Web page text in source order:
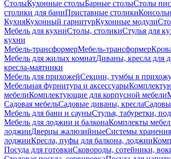
СтолыКухонные столыБарные столыСтолы
столики для баниПриставные столики
КухняКухонный гарнитурКухонные модули
Мебель для кухниСтолы, столикиСтулья для
кухни
Мебель-трансформерМебель-трансформер
Мебель для жилых комнатДиваны, кресла для
кресла-маятники
Мебель для прихожейСекции, тумбы в
Мебельная фурнитура и аксессуары
мебелиКомплектующие для корпусной мебели
Садовая мебельСадовые диваны, кресла
Мебель для бани и сауныСтулья, табуретки,
Мебель для лоджии и балконаКомплекты
лоджииДверцы жалюзийныеСистемы
лоджииКресла, пуфы для балкона, лоджии
Посуда для готовкиСковороды, сотейники,